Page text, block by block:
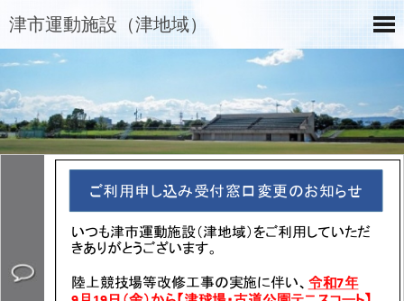
津市運動施設（津地域）